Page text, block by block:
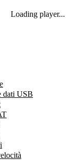
Loading player...
dati USB